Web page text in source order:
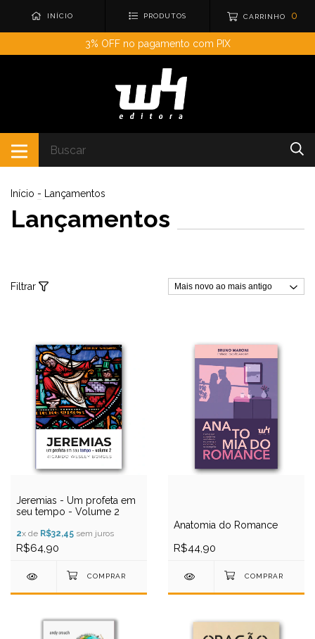
INÍCIO PRODUTOS CARRINHO 0
3% OFF no pagamento com PIX
Início - Lançamentos
Lançamentos
Filtrar
Jeremias - Um profeta em
seu tempo - Volume 2
2x de R$32,45 sem juros
R$64,90
Anatomia do Romance
R$44,90